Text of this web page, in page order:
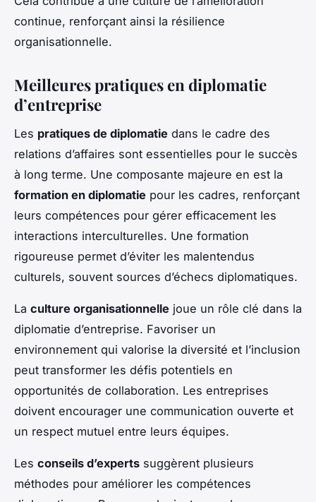
continue, renforçant ainsi la résilience
organisationnelle.
Meilleures pratiques en diplomatie
d’entreprise
Les pratiques de diplomatie dans le cadre des
relations d’affaires sont essentielles pour le succès
à long terme. Une composante majeure en est la
formation en diplomatie pour les cadres, renforçant
leurs compétences pour gérer efficacement les
interactions interculturelles. Une formation
rigoureuse permet d’éviter les malentendus
culturels, souvent sources d’échecs diplomatiques.
La culture organisationnelle joue un rôle clé dans la
diplomatie d’entreprise. Favoriser un
environnement qui valorise la diversité et l’inclusion
peut transformer les défis potentiels en
opportunités de collaboration. Les entreprises
doivent encourager une communication ouverte et
un respect mutuel entre leurs équipes.
Les conseils d’experts suggèrent plusieurs
méthodes pour améliorer les compétences